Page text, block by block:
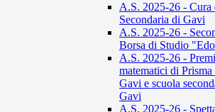
A.S. 2025-26 -
Secondaria di Gavi
A.S. 2025-26 -
Borsa di Studio
A.S. 2025-26 -
matematici di
Gavi e scuola
Gavi
A.S. 2025-26 -